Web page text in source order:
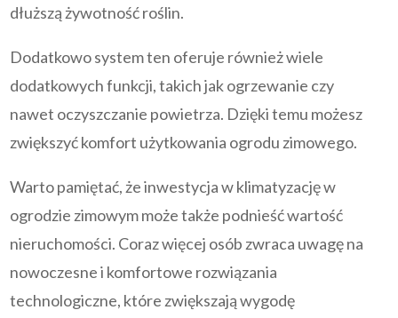
dłuższą żywotność roślin.
Dodatkowo system ten oferuje również wiele
dodatkowych funkcji, takich jak ogrzewanie czy
nawet oczyszczanie powietrza. Dzięki temu możesz
zwiększyć komfort użytkowania ogrodu zimowego.
Warto pamiętać, że inwestycja w klimatyzację w
ogrodzie zimowym może także podnieść wartość
nieruchomości. Coraz więcej osób zwraca uwagę na
nowoczesne i komfortowe rozwiązania
technologiczne, które zwiększają wygodę